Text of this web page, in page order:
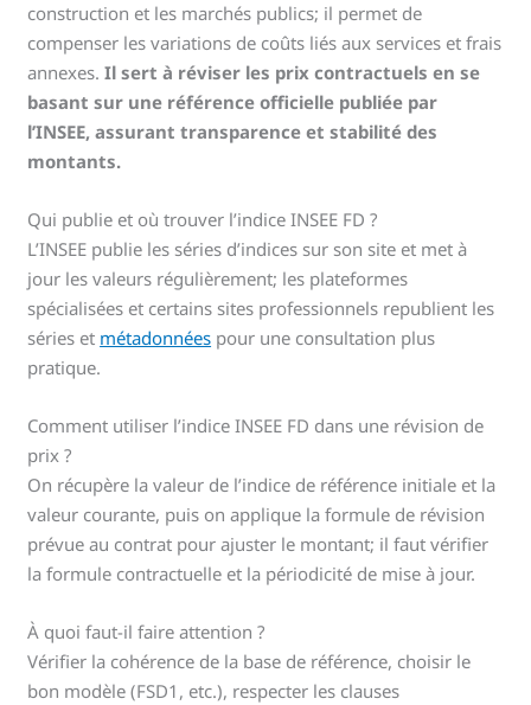
construction et les marchés publics; il permet de
compenser les variations de coûts liés aux services et frais
annexes.Il sert à réviser les prix contractuels en se
basant sur une référence officielle publiée par
l’INSEE, assurant transparence et stabilité des
montants.
Qui publie et où trouver l’indice INSEE FD ?
L’INSEE publie les séries d’indices sur son site et met à
jour les valeurs régulièrement; les plateformes
spécialisées et certains sites professionnels republient les
séries et métadonnées pour une consultation plus
pratique.
Comment utiliser l’indice INSEE FD dans une révision de
prix ?
On récupère la valeur de l’indice de référence initiale et la
valeur courante, puis on applique la formule de révision
prévue au contrat pour ajuster le montant; il faut vérifier
la formule contractuelle et la périodicité de mise à jour.
À quoi faut-il faire attention ?
Vérifier la cohérence de la base de référence, choisir le
bon modèle (FSD1, etc.), respecter les clauses